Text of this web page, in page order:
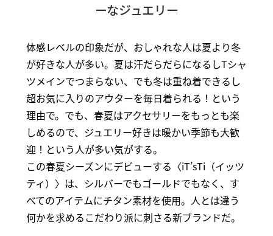
ーなジュエリー
体感レベルの印象だが、おしゃれな人は夏より冬
が好きな人が多い。夏は汗だらだらになるしTシャ
ツメインでつまらない、でも冬は重ね着できるし
超お気に入りのアウターを毎日着られる！という
理由で。でも、春夏はアクセサリーをもっとも楽
しめるので、ジュエリー好きは暖かい季節も大歓
迎！という人が多い気がする。
この春夏シーズンにデビューする〈iT’sTi（イッツ
ティ）〉は、シルバーでもゴールドでもなく、す
べてのアイテムにチタン素材を使用。人とは違う
何かを求めるこだわり派に刺さる新ブランドだ。